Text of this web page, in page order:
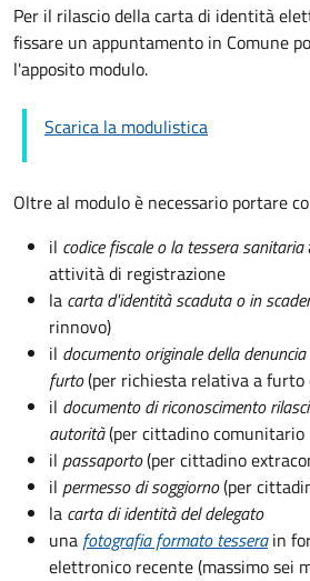
Per il rilascio della carta di identità
fissare un appuntamento in Comune
l'apposito modulo.
Scarica la modulistica
Oltre al modulo è necessario portare
il codice fiscale o la tessera sanitaria
attività di registrazione
la carta d'identità scaduta o in
rinnovo)
il documento originale della
furto(per richiesta relativa a furto
il documento di riconoscimento
autorità(per cittadino
il passaporto(per cittadino
il permesso di soggiorno(per
la carta di identità del delegato
una fotografia formato tessera in
elettronico recente (massimo sei